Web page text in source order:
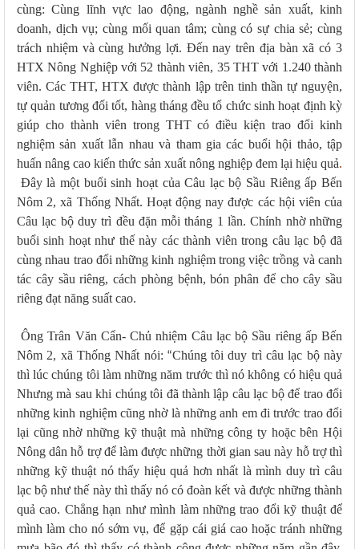
cùng: Cùng lĩnh vực lao động, ngành nghề sản xuất, kinh
doanh, dịch vụ; cùng mối quan tâm; cùng có sự chia sẻ; cùng
trách nhiệm và cùng hưởng lợi. Đến nay trên địa bàn xã có 3
HTX Nông Nghiệp với 52 thành viên, 35 THT với 1.240 thành
viên. Các THT, HTX được thành lập trên tinh thần tự nguyện,
tự quản tương đối tốt, hàng tháng đều tổ chức sinh hoạt định kỳ
giúp cho thành viên trong THT có điều kiện trao đổi kinh
nghiệm sản xuất lẫn nhau và tham gia các buổi hội thảo, tập
huấn nâng cao kiến thức sản xuất nông nghiệp đem lại hiệu quả.
Đây là một buổi sinh hoạt của Câu lạc bộ Sầu Riêng ấp Bến
Nôm 2, xã Thống Nhất. Hoạt động nay được các hội viên của
Câu lạc bộ duy trì đều đặn mỗi tháng 1 lần. Chính nhờ những
buổi sinh hoạt như thế này các thành viên trong câu lạc bộ đã
cùng nhau trao đổi những kinh nghiệm trong việc trồng và canh
tác cây sầu riêng, cách phòng bệnh, bón phân để cho cây sầu
riêng đạt năng suất cao.
Ông Trân Văn Cẩn- Chủ nhiệm Câu lạc bộ Sầu riêng ấp Bến
Nôm 2, xã Thống Nhất nói: “Chúng tôi duy trì câu lạc bộ này
thì lúc chúng tôi làm những năm trước thì nó không có hiệu quả
Nhưng mà sau khi chúng tôi đã thành lập câu lạc bộ để trao đổi
những kinh nghiệm cũng nhờ là những anh em đi trước trao đổi
lại cũng nhờ những kỹ thuật mà những công ty hoặc bên Hội
Nông dân hỗ trợ để làm được những thời gian sau này hỗ trợ thì
những kỹ thuật nó thấy hiệu quả hơn nhất là mình duy trì câu
lạc bộ như thế này thì thấy nó có đoàn kết và được những thành
quả cao. Chẳng hạn như mình làm những trao đổi kỹ thuật để
mình làm cho nó sớm vụ, để gặp cái giá cao hoặc tránh những